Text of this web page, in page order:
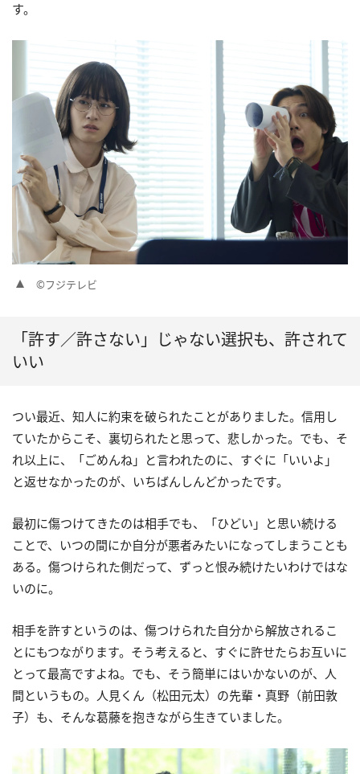
す。
©フジテレビ
「許す／許さない」じゃない選択も、許されて
いい
つい最近、知人に約束を破られたことがありました。信用し
ていたからこそ、裏切られたと思って、悲しかった。でも、そ
れ以上に、「ごめんね」と言われたのに、すぐに「いいよ」
と返せなかったのが、いちばんしんどかったです。
最初に傷つけてきたのは相手でも、「ひどい」と思い続ける
ことで、いつの間にか自分が悪者みたいになってしまうことも
ある。傷つけられた側だって、ずっと恨み続けたいわけではな
いのに。
相手を許すというのは、傷つけられた自分から解放されるこ
とにもつながります。そう考えると、すぐに許せたらお互いに
とって最高ですよね。でも、そう簡単にはいかないのが、人
間というもの。人見くん（松田元太）の先輩・真野（前田敦
子）も、そんな葛藤を抱きながら生きていました。